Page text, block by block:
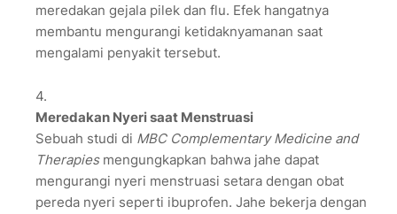
meredakan gejala pilek dan flu. Efek hangatnya
membantu mengurangi ketidaknyamanan saat
mengalami penyakit tersebut.
Meredakan Nyeri saat Menstruasi
Sebuah studi di MBC Complementary Medicine and
Therapiesmengungkapkan bahwa jahe dapat
mengurangi nyeri menstruasi setara dengan obat
pereda nyeri seperti ibuprofen. Jahe bekerja dengan